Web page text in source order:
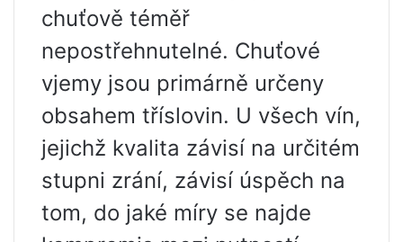
chuťově téměř
nepostřehnutelné. Chuťové
vjemy jsou primárně určeny
obsahem tříslovin. U všech vín,
jejichž kvalita závisí na určitém
stupni zrání, závisí úspěch na
tom, do jaké míry se najde